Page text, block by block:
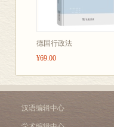
德国行政法
¥69.00
汉语编辑中心